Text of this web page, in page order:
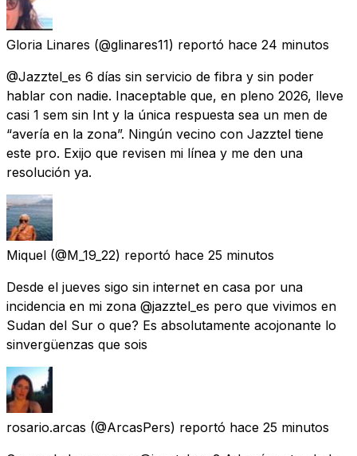
Gloria Linares (@glinares11) reportó hace 24 minutos
@Jazztel_es 6 días sin servicio de fibra y sin poder
hablar con nadie. Inaceptable que, en pleno 2026, lleve
casi 1 sem sin Int y la única respuesta sea un men de
“avería en la zona”. Ningún vecino con Jazztel tiene
este pro. Exijo que revisen mi línea y me den una
resolución ya.
Miquel (@M_19_22) reportó hace 25 minutos
Desde el jueves sigo sin internet en casa por una
incidencia en mi zona @jazztel_es pero que vivimos en
Sudan del Sur o que? Es absolutamente acojonante lo
sinvergüenzas que sois
rosario.arcas (@ArcasPers) reportó hace 25 minutos